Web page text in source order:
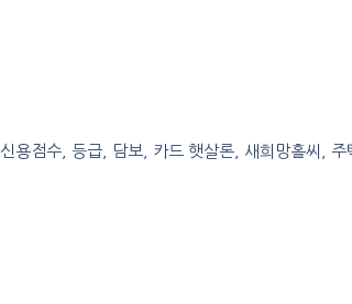
점수, 등급, 담보, 카드 햇살론, 새희망홀씨, 주